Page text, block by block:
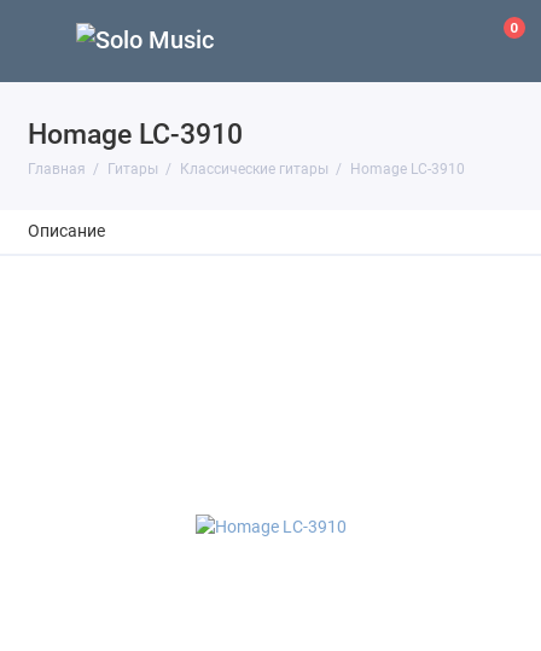
0
Homage LC-3910
Главная Гитары Классические гитары Homage LC-3910
Описание